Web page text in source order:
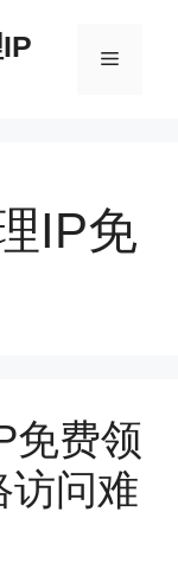
菜
IP免
免费领
访问难